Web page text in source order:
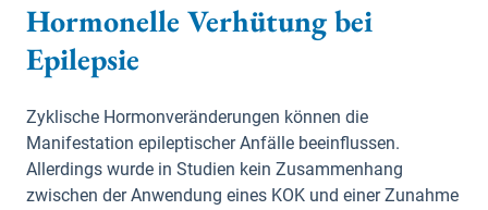
Hormonelle Verhütung bei
Epilepsie
Zyklische Hormonveränderungen können die
Manifestation epileptischer Anfälle beeinflussen.
Allerdings wurde in Studien kein Zusammenhang
zwischen der Anwendung eines KOK und einer Zunahme